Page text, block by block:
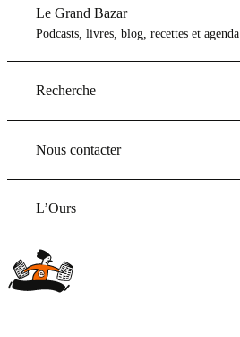
Le Grand Bazar
Podcasts, livres, blog, recettes et agenda
Recherche
Nous contacter
L’Ours